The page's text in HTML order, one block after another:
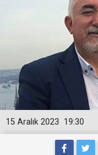
19:30
15 Aralık 2023